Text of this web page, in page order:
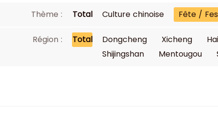
Thème : Total Culture chinoise Fête /
Région : Total Dongcheng Xicheng
Shijingshan
Mentougou